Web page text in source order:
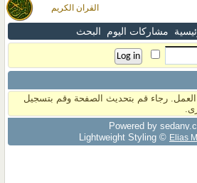
القران الكريم
مشاركات اليوم البحث
العمل. رجاء قم بتحديث الصفحة وقم بتسجيل
Powered by
Lightweight Styling © Elias